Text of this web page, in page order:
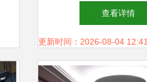
抓手，夯实文化场馆
规范基础
查看详情
更新时间：2026-08-04